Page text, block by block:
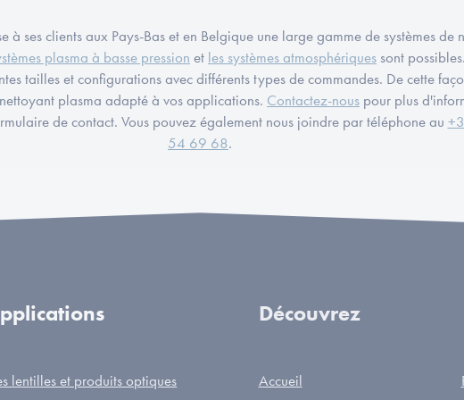
à ses clients aux Pays-Bas et en Belgique une large gamme de systèmes de
plasma à basse pression et les systèmes atmosphériques sont
tailles et configurations avec différents types de commandes. De cette
plasma adapté à vos applications. Contactez-nous pour plus
de contact. Vous pouvez également nous joindre par téléphone au
54 69 68.
Découvrez
Accueil
lentilles et produits optiques